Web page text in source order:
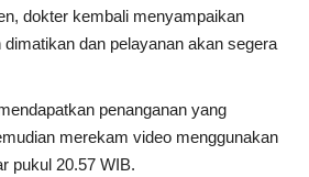
dokter kembali menyampaikan
dan pelayanan akan segera
penanganan yang
merekam video menggunakan
pukul 20.57 WIB.